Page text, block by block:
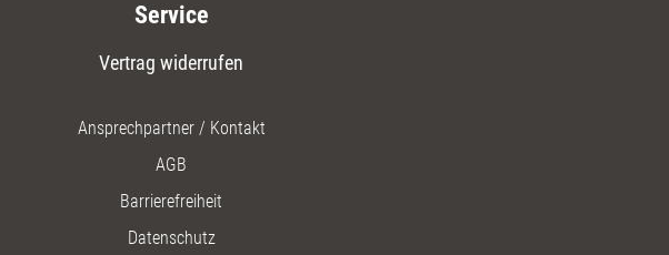
Service
Vertrag widerrufen
Ansprechpartner / Kontakt
AGB
Barrierefreiheit
Datenschutz